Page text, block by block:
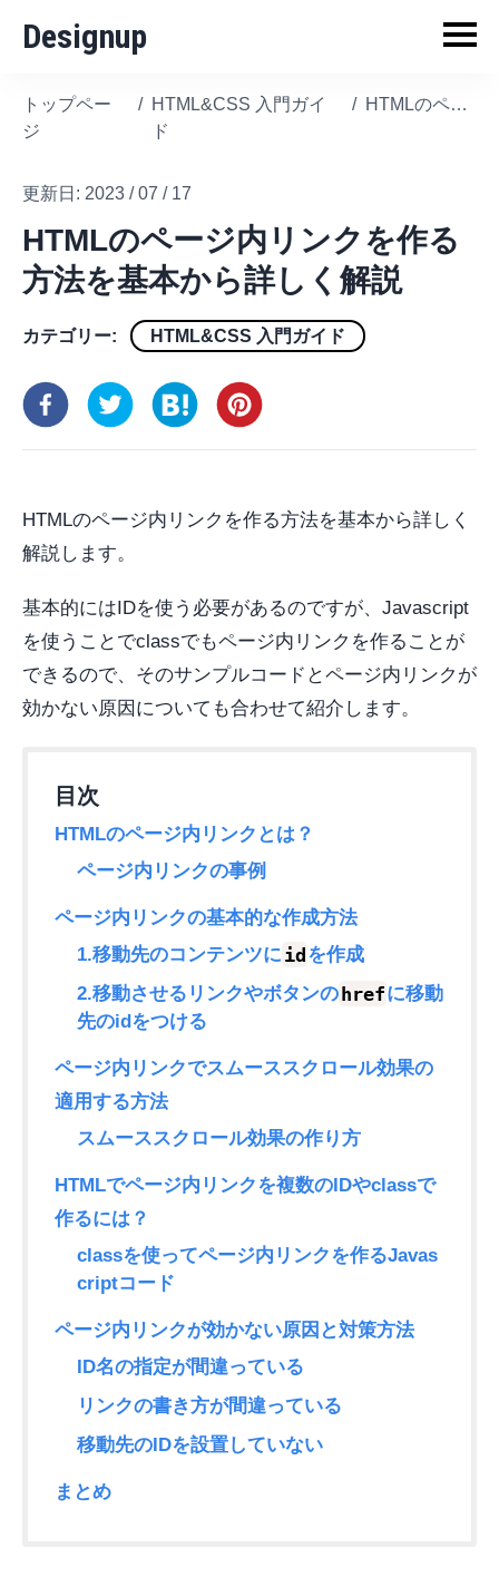
Designup
トップペー
ジ
/
HTML&CSS 入門ガイ
ド
/ HTMLのページ内リンクを作る方法を基本から詳しく解説
更新日: 2023 / 07 / 17
HTMLのページ内リンクを作る
方法を基本から詳しく解説
カテゴリー: HTML&CSS 入門ガイド
HTMLのページ内リンクを作る方法を基本から詳しく
解説します。
基本的にはIDを使う必要があるのですが、Javascript
を使うことでclassでもページ内リンクを作ることが
できるので、そのサンプルコードとページ内リンクが
効かない原因についても合わせて紹介します。
HTMLのページ内リンクとは？
ページ内リンクの事例
ページ内リンクの基本的な作成方法
1.移動先のコンテンツに idを作成
2.移動させるリンクやボタンのhrefに移動
先のidをつける
ページ内リンクでスムーススクロール効果の
適用する方法
スムーススクロール効果の作り方
HTMLでページ内リンクを複数のIDやclassで
作るには？
classを使ってページ内リンクを作るJavas
criptコード
ページ内リンクが効かない原因と対策方法
ID名の指定が間違っている
リンクの書き方が間違っている
移動先のIDを設置していない
まとめ